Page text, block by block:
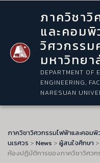
ภาควิชาวิ
และคอม
วิศวกรรม
มหาวิทยา
DEPARTMENT OF
ENGINEERING,
NARESUAN
ภาควิชาวิศวกรรมไฟฟ้าและคอม
นเรศวร > News > ผู้สนใจศึกษา >
ห้องปฏิบัติการของภาควิชาวิศวก